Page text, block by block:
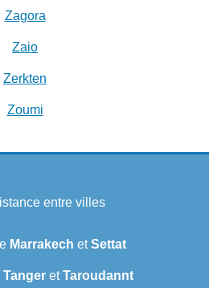
Zagora
Zaio
Zerkten
Zoumi
entre villes
Marrakech etSettat
TangeretTaroudannt